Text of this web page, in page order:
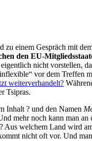
einem Gespräch mit
den EU-
nicht vorstellen,
vor dem Treffen
weiterverhandelt?
Tsipras.
Inhalt ? und den Namen
mehr noch kann man an
welchem Land wird
nicht oft vor. Und